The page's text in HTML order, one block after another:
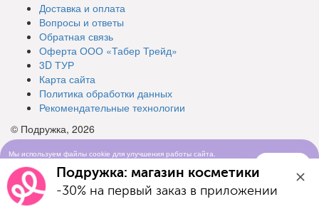
Доставка и оплата
Вопросы и ответы
Обратная связь
Оферта ООО «Табер Трейд»
3D ТУР
Карта сайта
Политика обработки данных
Рекомендательные технологии
© Подружка, 2026
Мы используем файлы cookie для улучшения работы сайта.
использования cookie-файловПодружка: магазин косметики
-30% на первый заказ в приложении